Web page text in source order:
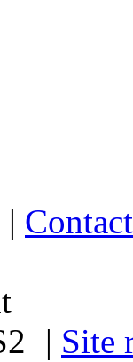
|
| Site